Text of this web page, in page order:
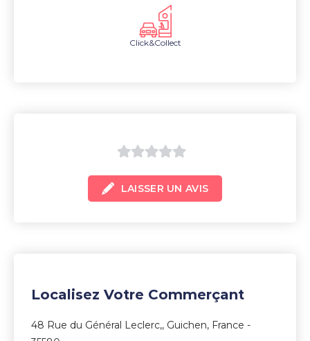
Click&Collect
sur
LAISSER UN AVIS
Localisez Votre Commerçant
48 Rue du Général Leclerc,, Guichen, France -